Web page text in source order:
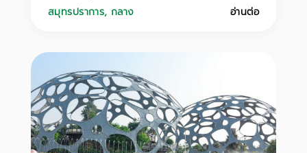
สมุทรปราการ,กลาง อ่านต่อ